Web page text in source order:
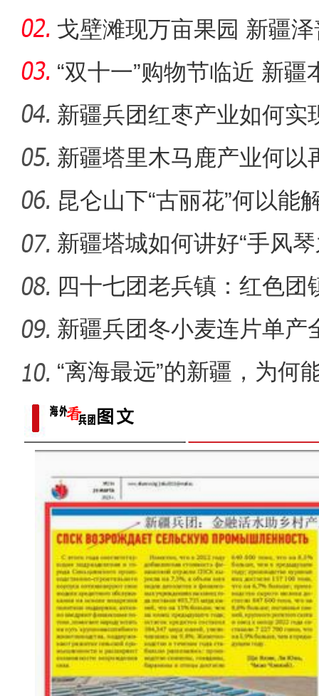
“阿克苏好地方·龟兹之美
何？
戈壁滩现万亩果园 新疆泽
乡村
“双十一”购物节临近 新疆
圈”？
新疆兵团红枣产业如何实
新疆塔里木马鹿产业何以
昆仑山下“古丽花”何以能
新疆塔城如何讲好“手风
四十七团老兵镇：红色团
新疆兵团冬小麦连片单产
在？
“离海最远”的新疆，为何